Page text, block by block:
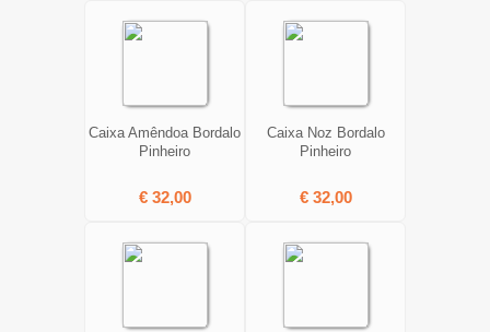
Caixa Amêndoa Bordalo
Pinheiro
€ 32,00
Caixa Noz Bordalo
Pinheiro
€ 32,00